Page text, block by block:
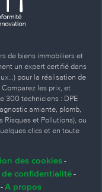
de biens immobiliers et
un expert certifié dans
pour la réalisation de
les prix, et
300 techniciens : DPE
amiante, plomb,
Risques et Pollutions), ou
clics et en toute
des cookies -
confidentialité -
A propos